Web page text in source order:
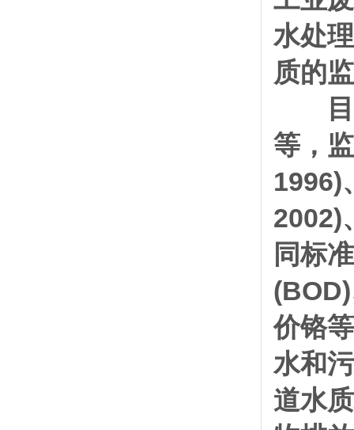
水处
质的
目前
等，
1996)
2002)
同标
价铬
水和
道水